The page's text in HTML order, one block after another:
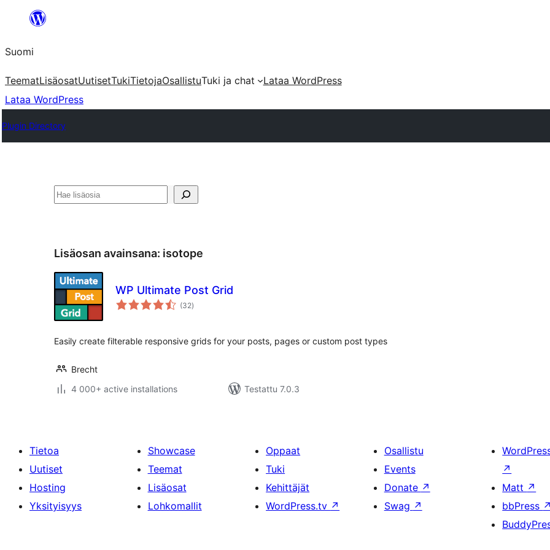
Suomi
TeematLisäosatUutisetTukiTietojaOsallistuTuki ja chat
Lataa WordPress
Lataa WordPress
Plugin Directory
Etsi
Lisäosan avainsana: isotope
WP Ultimate Post Grid
(32arvosanat
yhteensä
)
Easily create filterable responsive grids for your posts, pages or custom post types
Brecht
4 000+ active installations
Testattu 7.0.3
Tietoa
Uutiset
Hosting
Yksityisyys
Showcase
Teemat
Lisäosat
Lohkomallit
Oppaat
Tuki
Kehittäjät
WordPress.tv ↗
Osallistu
Events
Donate ↗
Swag ↗
↗
Matt ↗
bbPress ↗